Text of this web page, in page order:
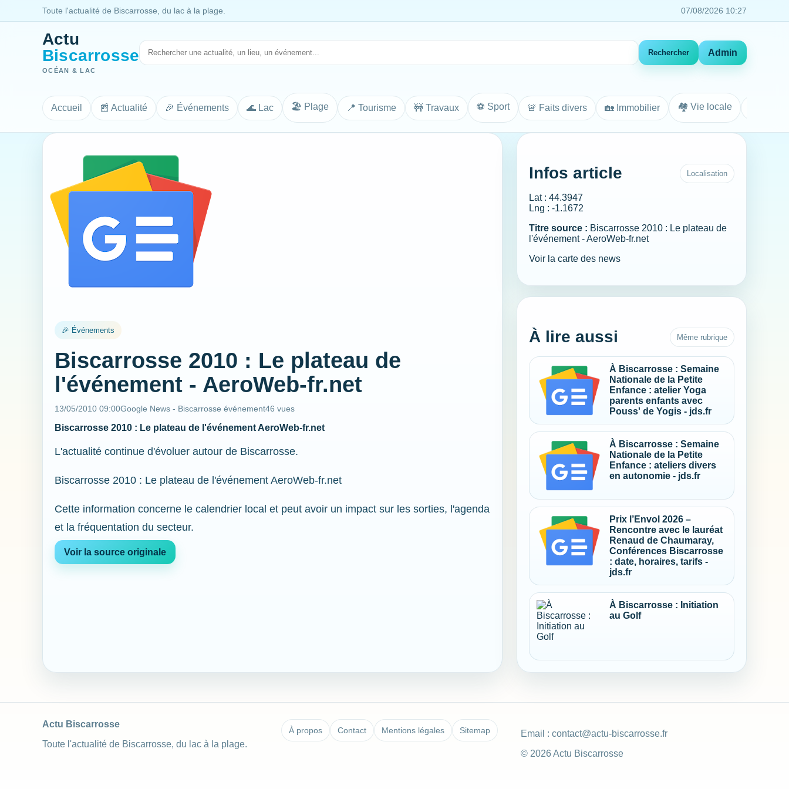
Toute l'actualité de Biscarrosse, du lac à la plage. 07/08/2026 10:27
Actu
Biscarrosse
OCÉAN & LAC
Rechercher Admin
Accueil 📰 Actualité 🎉 Événements 🌊 Lac 🏖️ Plage 📍 Tourisme 🚧 Travaux ⚽ Sport 🚨 Faits divers 🏡 Immobilier 🏘️ Vie locale
🎉 Événements
Biscarrosse 2010 : Le plateau de
l'événement - AeroWeb-fr.net
13/05/2010 09:00Google News - Biscarrosse événement46 vues
Biscarrosse 2010 : Le plateau de l'événement AeroWeb-fr.net
L'actualité continue d'évoluer autour de Biscarrosse.
Biscarrosse 2010 : Le plateau de l'événement AeroWeb-fr.net
Cette information concerne le calendrier local et peut avoir un impact sur les sorties, l'agenda
et la fréquentation du secteur.
Voir la source originale
Infos article Localisation
Lat : 44.3947
Lng : -1.1672
Titre source : Biscarrosse 2010 : Le plateau de
l'événement - AeroWeb-fr.net
Voir la carte des news
À lire aussi Même rubrique
À Biscarrosse : Semaine
Nationale de la Petite
Enfance : atelier Yoga
parents enfants avec
Pouss' de Yogis - jds.fr
À Biscarrosse : Semaine
Nationale de la Petite
Enfance : ateliers divers
en autonomie - jds.fr
Prix l’Envol 2026 –
Rencontre avec le lauréat
Renaud de Chaumaray,
Conférences Biscarrosse
: date, horaires, tarifs -
jds.fr
À Biscarrosse : Initiation
au Golf
Actu Biscarrosse
Toute l'actualité de Biscarrosse, du lac à la plage.
À propos Contact Mentions légales Sitemap Email : contact@actu-biscarrosse.fr
© 2026 Actu Biscarrosse